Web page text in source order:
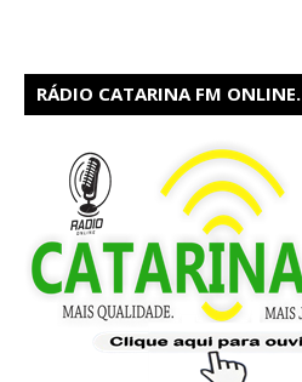
RÁDIO CATARINA FM ONLINE.